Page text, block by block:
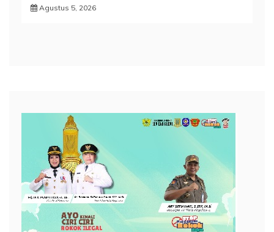
Agustus 5, 2026